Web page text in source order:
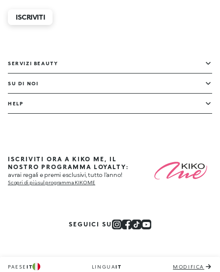
ISCRIVITI
SERVIZI BEAUTY
SU DI NOI
HELP
ISCRIVITI ORA A KIKO ME, IL
NOSTRO PROGRAMMA LOYALTY:
avrai regali e premi esclusivi, tutto l'anno!
Scopri di più sul programma KIKO ME
SEGUICI SU
PAESE IT LINGUAIT MODIFICA